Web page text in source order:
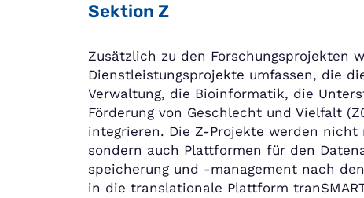
Sektion Z
Zusätzlich zu den Forschungsprojekten
Dienstleistungsprojekte umfassen, die
Verwaltung, die Bioinformatik, die
Förderung von Geschlecht und Vielfalt
integrieren. Die Z-Projekte werden
sondern auch Plattformen für den
speicherung und -management nach
in die translationale Plattform